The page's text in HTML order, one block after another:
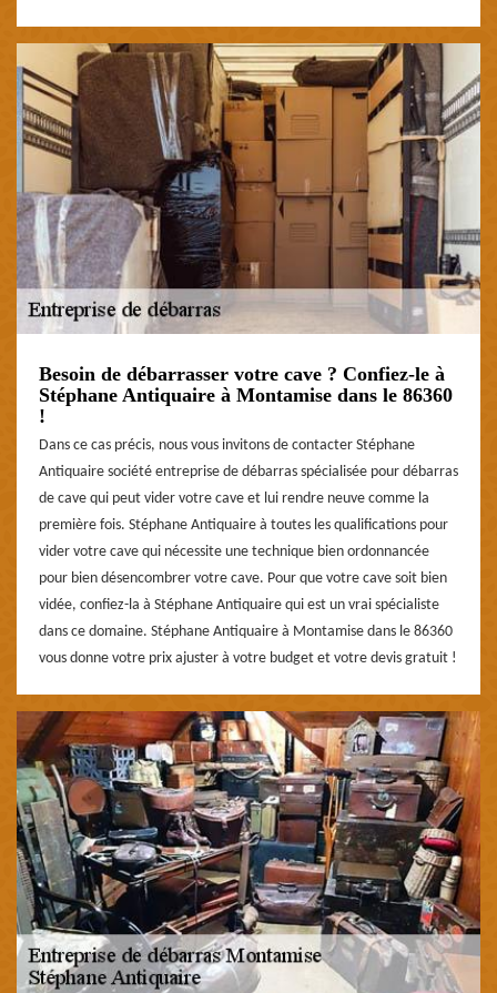
Besoin de débarrasser votre cave ? Confiez-le à
Stéphane Antiquaire à Montamise dans le 86360
!
Dans ce cas précis, nous vous invitons de contacter Stéphane
Antiquaire société entreprise de débarras spécialisée pour débarras
de cave qui peut vider votre cave et lui rendre neuve comme la
première fois. Stéphane Antiquaire à toutes les qualifications pour
vider votre cave qui nécessite une technique bien ordonnancée
pour bien désencombrer votre cave. Pour que votre cave soit bien
vidée, confiez-la à Stéphane Antiquaire qui est un vrai spécialiste
dans ce domaine. Stéphane Antiquaire à Montamise dans le 86360
vous donne votre prix ajuster à votre budget et votre devis gratuit !